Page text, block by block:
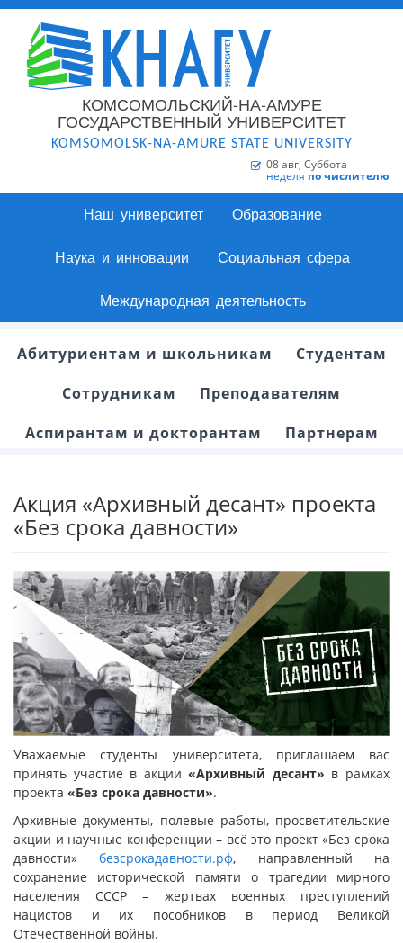
КОМСОМОЛЬСКИЙ-НА-АМУРЕ
ГОСУДАРСТВЕННЫЙ УНИВЕРСИТЕТ
KOMSOMOLSK-NA-AMURE STATE UNIVERSITY
08 авг, Суббота
неделя по числителю
Наш университет Образование
Наука и инновации Социальная сфера
Международная деятельность
Абитуриентам и школьникам
Студентам
Сотрудникам
Преподавателям
Аспирантам и докторантам
Партнерам
Акция «Архивный десант» проекта
«Без срока давности»
Уважаемые студенты университета, приглашаем вас
принять участие в акции«Архивный десант» в рамках
проекта «Без срока давности».
Архивные документы, полевые работы, просветительские
акции и научные конференции – всё это проект «Без срока
давности»безсрокадавности.рф, направленный на
сохранение исторической памяти о трагедии мирного
населения СССР – жертвах военных преступлений
нацистов и их пособников в период Великой
Отечественной войны.